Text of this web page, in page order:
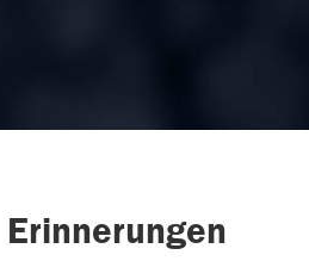
Erinnerungen